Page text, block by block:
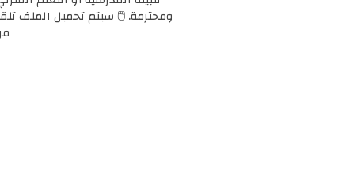
للبيئة المدرسية أو التعلم
ومحترمة. 🖱️ سيتم تحميل الملف